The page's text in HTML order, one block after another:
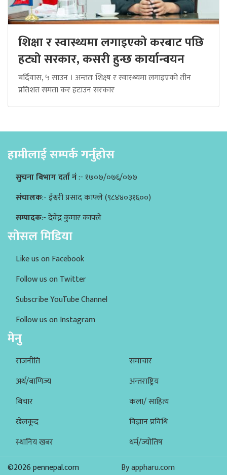
शिक्षा र स्वास्थ्यमा लगाइएको करबाट पछि
हट्यो सरकार, कसरी हुन्छ कार्यान्वयन
बर्दिवास, ५ साउन । अन्ततः शिक्ष्ष र स्वास्थ्यमा लगाइएको तीन
प्रतिशत समता कर हटाउन सरकार
हामीलाई सम्पर्क गर्नुहोस
सुचना बिभाग दर्ता नं:- १७०७/०७६/०७७
संचालक:- ईश्वरी प्रसाद काफ्ले (९८४४०३१६००)
सम्पादक:- देवेंद्र कुमार काफ्ले
सोसल मिडिया
Like us on Facebook
Follow us on Twitter
Subscribe YouTube Channel
Follow us on Instagram
मेनु
राजनीति
अर्थ/बाणिज्य
बिचार
खेलकूद
स्थानिय खबर
समाचार
अन्तराष्ट्रिय
कला/ साहित्य
विज्ञान प्रविधि
धर्म/ज्योतिष
©2026 pennepal.com
By appharu.com